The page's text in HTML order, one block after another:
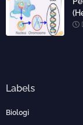
Labels
Biologi